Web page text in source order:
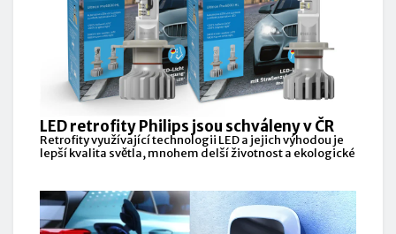
LED retrofity Philips jsou schváleny v ČR
Retrofity využívající technologii LED a jejich výhodou je
lepší kvalita světla, mnohem delší životnost a ekologické